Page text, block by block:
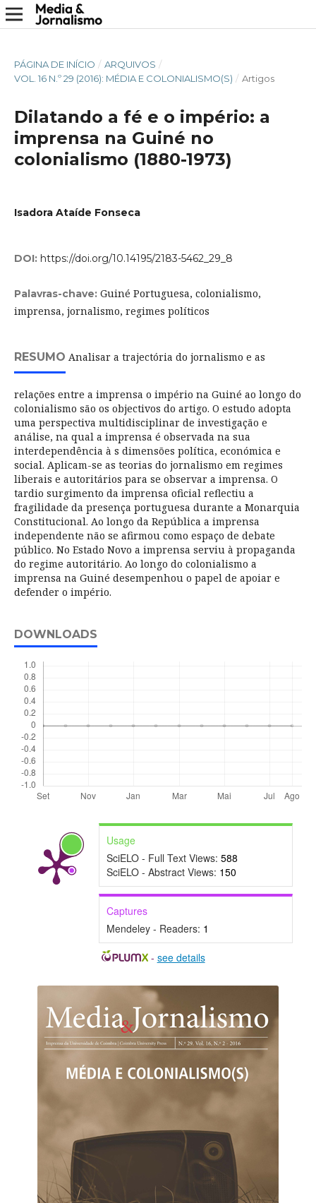
PÁGINA DE INÍCIO / ARQUIVOS /
VOL. 16 N.º 29 (2016): MÉDIA E COLONIALISMO(S) / Artigos
Dilatando a fé e o império: a
imprensa na Guiné no
colonialismo (1880-1973)
Isadora Ataíde Fonseca
DOI: https://doi.org/10.14195/2183-5462_29_8
Palavras-chave: Guiné Portuguesa, colonialismo,
imprensa, jornalismo, regimes políticos
RESUMO Analisar a trajectória do jornalismo e as
relações entre a imprensa o império na Guiné ao longo do
colonialismo são os objectivos do artigo. O estudo adopta
uma perspectiva multidisciplinar de investigação e
análise, na qual a imprensa é observada na sua
interdependência à s dimensões política, económica e
social. Aplicam-se as teorias do jornalismo em regimes
liberais e autoritários para se observar a imprensa. O
tardio surgimento da imprensa oficial reflectiu a
fragilidade da presença portuguesa durante a Monarquia
Constitucional. Ao longo da República a imprensa
independente não se afirmou como espaço de debate
público. No Estado Novo a imprensa serviu à propaganda
do regime autoritário. Ao longo do colonialismo a
imprensa na Guiné desempenhou o papel de apoiar e
defender o império.
DOWNLOADS
Usage
SciELO - Full Text Views: 588
SciELO - Abstract Views: 150
Captures
Mendeley - Readers: 1
- see details